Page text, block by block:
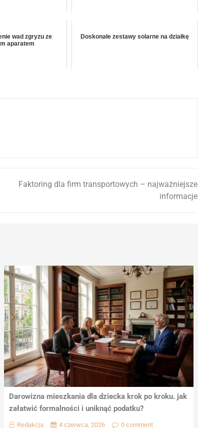
wad zgryzu ze
aparatem
Doskonałe zestawy solarne na działkę
Faktoring dla firm transportowych – najważniejsze
informacje
Darowizna mieszkania dla dziecka krok po kroku. jak
załatwić formalności i uniknąć podatku?
Redakcja 4 czerwca, 2026 0 comment